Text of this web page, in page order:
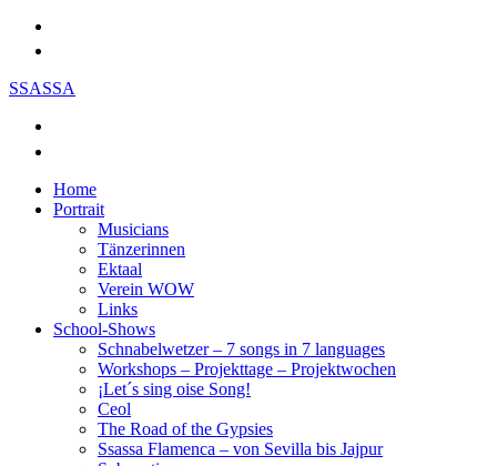
SSASSA
Home
Portrait
Musicians
Tänzerinnen
Ektaal
Verein WOW
Links
School-Shows
Schnabelwetzer – 7 songs in 7 languages
Workshops – Projekttage – Projektwochen
¡Let´s sing oise Song!
Ceol
The Road of the Gypsies
Ssassa Flamenca – von Sevilla bis Jajpur